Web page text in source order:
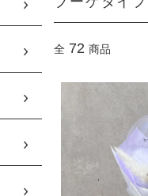
全 72 商品